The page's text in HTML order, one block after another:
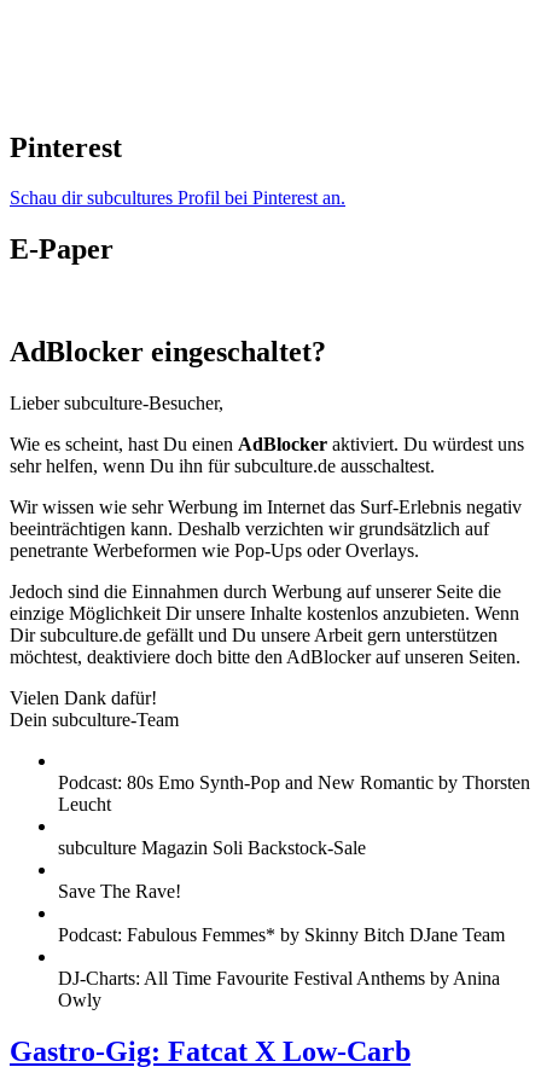
Pinterest
Schau dir subcultures Profil bei Pinterest an.
E-Paper
AdBlocker eingeschaltet?
Lieber subculture-Besucher,
Wie es scheint, hast Du einen AdBlocker aktiviert. Du würdest uns
sehr helfen, wenn Du ihn für subculture.de ausschaltest.
Wir wissen wie sehr Werbung im Internet das Surf-Erlebnis negativ
beeinträchtigen kann. Deshalb verzichten wir grundsätzlich auf
penetrante Werbeformen wie Pop-Ups oder Overlays.
Jedoch sind die Einnahmen durch Werbung auf unserer Seite die
einzige Möglichkeit Dir unsere Inhalte kostenlos anzubieten. Wenn
Dir subculture.de gefällt und Du unsere Arbeit gern unterstützen
möchtest, deaktiviere doch bitte den AdBlocker auf unseren Seiten.
Vielen Dank dafür!
Dein subculture-Team
Podcast: 80s Emo Synth-Pop and New Romantic by Thorsten
Leucht
subculture Magazin Soli Backstock-Sale
Save The Rave!
Podcast: Fabulous Femmes* by Skinny Bitch DJane Team
DJ-Charts: All Time Favourite Festival Anthems by Anina
Owly
Gastro-Gig: Fatcat X Low-Carb